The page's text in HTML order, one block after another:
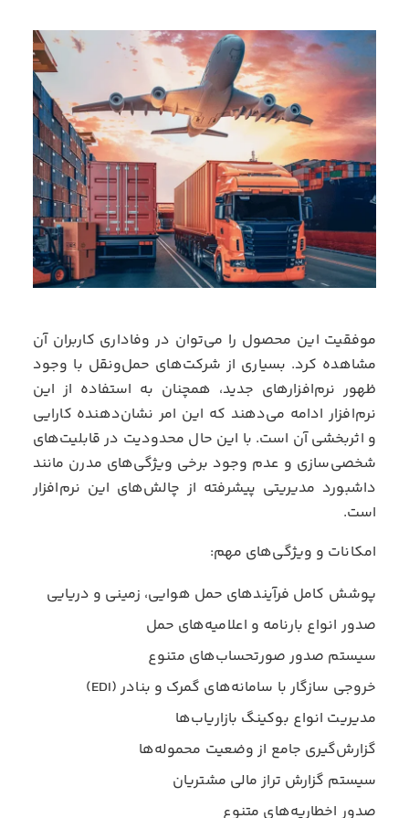
موفقیت این محصول را می‌توان در وفاداری کاربران آن
مشاهده کرد. بسیاری از شرکت‌های حمل‌ونقل با وجود
ظهور نرم‌افزارهای جدید، همچنان به استفاده از این
نرم‌افزار ادامه می‌دهند که این امر نشان‌دهنده کارایی
و اثربخشی آن است. با این حال محدودیت در قابلیت‌های
شخصی‌سازی و عدم وجود برخی ویژگی‌های مدرن مانند
داشبورد مدیریتی پیشرفته از چالش‌های این نرم‌افزار
است.
امکانات و ویژگی‌های مهم:
پوشش کامل فرآیندهای حمل هوایی، زمینی و دریایی
صدور انواع بارنامه و اعلامیه‌های حمل
سیستم صدور صورتحساب‌های متنوع
خروجی سازگار با سامانه‌های گمرک و بنادر (EDI)
مدیریت انواع بوکینگ بازاریاب‌ها
گزارش‌گیری جامع از وضعیت محموله‌ها
سیستم گزارش تراز مالی مشتریان
صدور اخطاریه‌های متنوع